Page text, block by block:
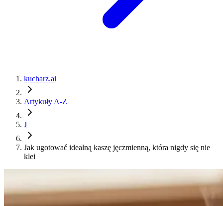
kucharz.ai
Artykuły A-Z
J
Jak ugotować idealną kaszę jęczmienną, która nigdy się nie
klei